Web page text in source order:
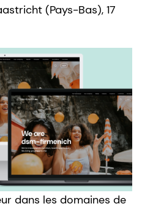
(Pays-Bas), 17
dans les domaines de